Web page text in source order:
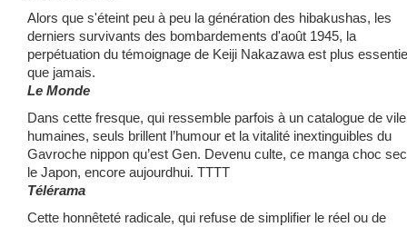
Alors que s'éteint peu à peu la génération des hibakushas, les
derniers survivants des bombardements d'août 1945, la
perpétuation du témoignage de Keiji Nakazawa est plus
que jamais.
Le Monde
Dans cette fresque, qui ressemble parfois à un catalogue de
humaines, seuls brillent l’humour et la vitalité inextinguibles du
Gavroche nippon qu’est Gen. Devenu culte, ce manga choc
le Japon, encore aujourdhui. TTTT
Télérama
Cette honnêteté radicale, qui refuse de simplifier le réel ou de